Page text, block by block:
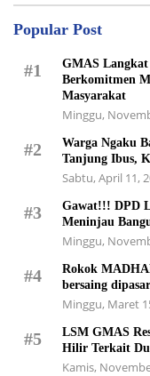
Popular Post
#1
GMAS Langkat
Berkomitmen
Masyarakat
Minggu,
#2
Warga Ngaku
Tanjung Ibus,
Sabtu, April 11,
#3
Gawat!!! DPD
Meninjau
Minggu,
#4
Rokok
bersaing
Minggu, Maret
#5
LSM GMAS
Hilir Terkait
Kamis,